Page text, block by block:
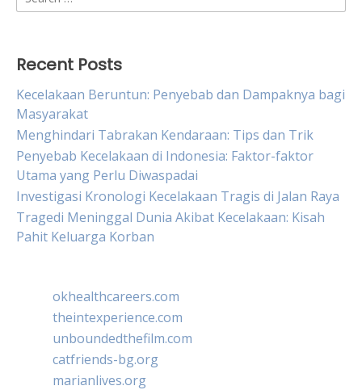
for:
Recent Posts
Kecelakaan Beruntun: Penyebab dan Dampaknya bagi
Masyarakat
Menghindari Tabrakan Kendaraan: Tips dan Trik
Penyebab Kecelakaan di Indonesia: Faktor-faktor
Utama yang Perlu Diwaspadai
Investigasi Kronologi Kecelakaan Tragis di Jalan Raya
Tragedi Meninggal Dunia Akibat Kecelakaan: Kisah
Pahit Keluarga Korban
okhealthcareers.com
theintexperience.com
unboundedthefilm.com
catfriends-bg.org
marianlives.org